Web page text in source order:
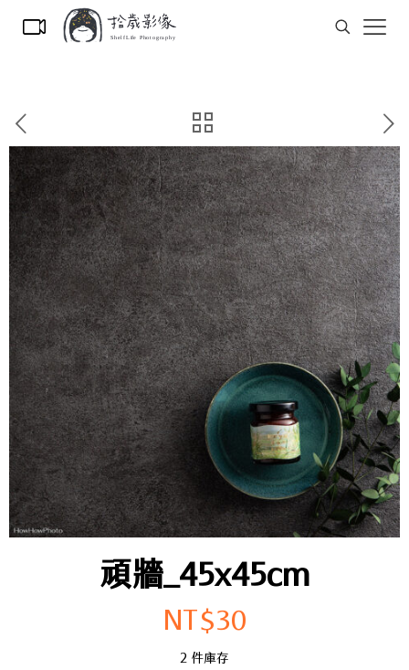
頑牆_45x45cm
NT$30
2 件庫存